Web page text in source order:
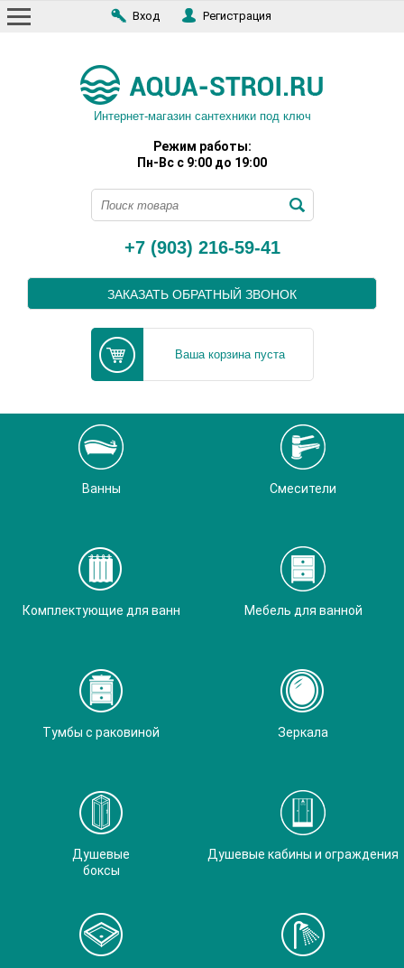
Вход Регистрация
Интернет-магазин сантехники под ключ
Режим работы:
Пн-Вс с 9:00 до 19:00
+7 (903) 216-59-41
ЗАКАЗАТЬ ОБРАТНЫЙ ЗВОНОК
Ваша корзина пуста
Ванны Смесители
Комплектующие для ванн Мебель для ванной
Тумбы с раковиной Зеркала
Душевые
боксы
Душевые кабины и ограждения